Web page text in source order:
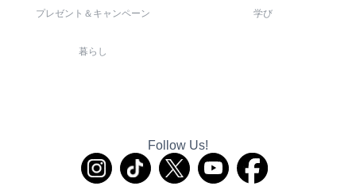
プレゼント＆キャンペーン 学び
暮らし
Follow Us!